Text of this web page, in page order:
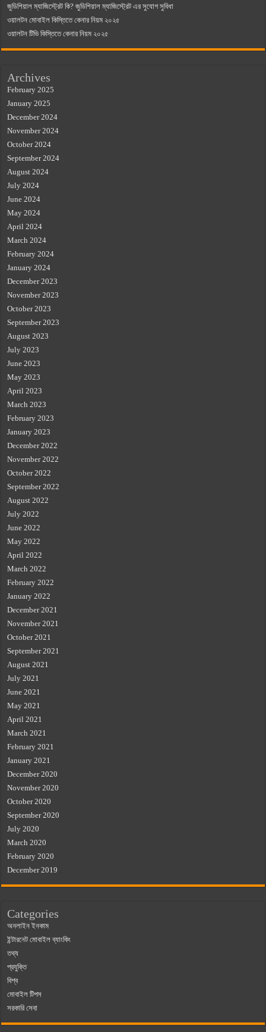
জুডিশিয়াল ম্যাজিস্ট্রেট কি? জুডিশিয়াল ম্যাজিস্ট্রেট এর সুযোগ সুবিধা
ওয়ালটন মোবাইল কিস্তিতে কেনার নিয়ম ২০২৫
ওয়ালটন টিভি কিস্তিতে কেনার নিয়ম ২০২৫
Archives
February 2025
January 2025
December 2024
November 2024
October 2024
September 2024
August 2024
July 2024
June 2024
May 2024
April 2024
March 2024
February 2024
January 2024
December 2023
November 2023
October 2023
September 2023
August 2023
July 2023
June 2023
May 2023
April 2023
March 2023
February 2023
January 2023
December 2022
November 2022
October 2022
September 2022
August 2022
July 2022
June 2022
May 2022
April 2022
March 2022
February 2022
January 2022
December 2021
November 2021
October 2021
September 2021
August 2021
July 2021
June 2021
May 2021
April 2021
March 2021
February 2021
January 2021
December 2020
November 2020
October 2020
September 2020
July 2020
March 2020
February 2020
December 2019
Categories
অনলাইন ইনকাম
ইন্টারনেট মোবাইল ব্যাংকিং
তথ্য
প্রযুক্তি
বিশ্ব
মোবাইল টিপস
সরকারি সেবা